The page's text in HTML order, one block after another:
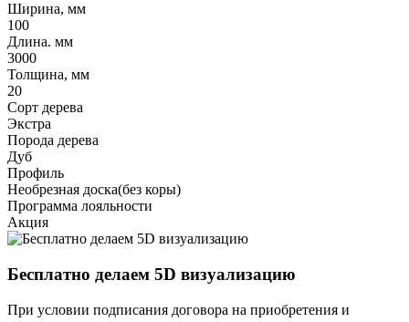
Ширина, мм
100
Длина. мм
3000
Толщина, мм
20
Сорт дерева
Экстра
Порода дерева
Дуб
Профиль
Необрезная доска(без коры)
Программа лояльности
Акция
Бесплатно делаем 5D визуализацию
При условии подписания договора на приобретения и